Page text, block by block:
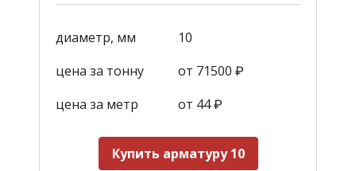
диаметр, мм
10
цена за тонну
от 71500 ₽
цена за метр
от 44₽
Купить арматуру 10